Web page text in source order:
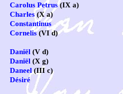
Carolus Petrus(IX a)
Charles(X a)
Constantinus
Cornelis(VI d)
Daniël (V d)
Daniël (X g)
Daneel(III c)
Désiré